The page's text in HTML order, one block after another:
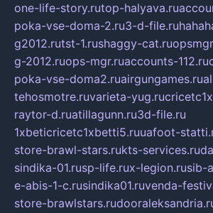
one-life-story.rutop-halyava.ru
poka-vse-doma-2.ru3-d-file.ru
g2012.rutst-1.rushaggy-cat.ru
g-2012.ruops-mgr.ruaccounts-112.ru
poka-vse-doma2.ruairgungames.ru
tehosmotre.ruvarieta-yug.ru
raytor-d.ruatillagunn.ru3d-file.ru
1xbeticricetc1xbetti5.ruuafoot-
store-brawl-stars.rukts-services.ru
sindika-01.rusp-life.rux-legion.rusib-
e-abis-1-c.rusindika01.ruvenda-
store-brawlstars.ru